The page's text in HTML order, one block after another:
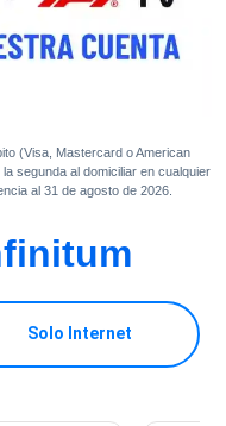
(Visa, Mastercard o American
segunda al domiciliar en cualquier
al 31 de agosto de 2026.
Solo Internet